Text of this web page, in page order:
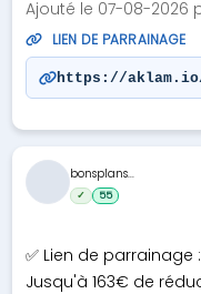
Ajouté le 07-08-2026
LIEN DE PARRAINAGE
https://aklam.io/
✅ Lien de
Jusqu'à 163€ de
bonsplans...
✓ 55